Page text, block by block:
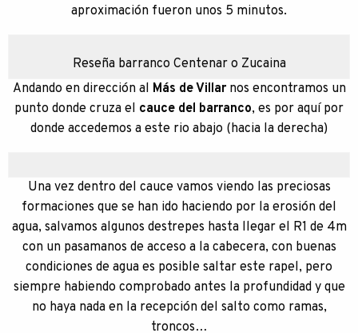
aproximación fueron unos 5 minutos.
Reseña barranco Centenar o Zucaina
Andando en dirección al Más de Villarnos encontramos un
punto donde cruza el cauce del barranco, es por aquí por
donde accedemos a este rio abajo (hacia la derecha)
Una vez dentro del cauce vamos viendo las preciosas
formaciones que se han ido haciendo por la erosión del
agua, salvamos algunos destrepes hasta llegar el R1 de 4m
con un pasamanos de acceso a la cabecera, con buenas
condiciones de agua es posible saltar este rapel, pero
siempre habiendo comprobado antes la profundidad y que
no haya nada en la recepción del salto como ramas,
troncos…